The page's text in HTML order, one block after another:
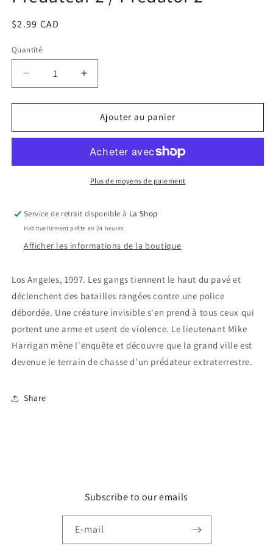
modale
Prix
$2.99 CAD
Quantité
Réduire
la
quantité
Predateur
Predator
Augmenter
la
quantité
Predateur
Predator
Ajouter au panier
Plus de moyens de paiement
Service de retrait disponible à La Shop
Habituellement prête en 24 heures
Afficher les informations de la boutique
Los Angeles, 1997. Les gangs tiennent le haut du pavé et
déclenchent des batailles rangées contre une police
débordée. Une créature invisible s'en prend à tous ceux qui
portent une arme et usent de violence. Le lieutenant Mike
Harrigan mène l'enquête et découvre que la grand ville est
devenue le terrain de chasse d'un prédateur extraterrestre.
Share
Subscribe to our emails
E-mail